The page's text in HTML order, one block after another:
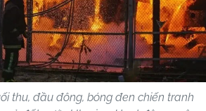
thu, đầu đông, bóng đen chiến tranh